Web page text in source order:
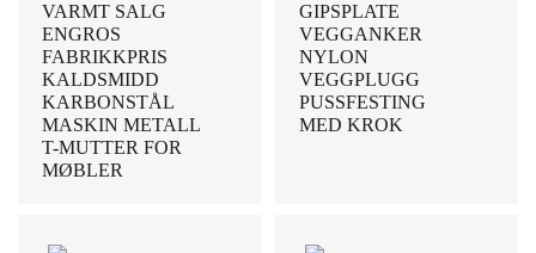
VARMT SALG
ENGROS
FABRIKKPRIS
KALDSMIDD
KARBONSTÅL
MASKIN METALL
T-MUTTER FOR
MØBLER
GIPSPLATE
VEGGANKER
NYLON
VEGGPLUGG
PUSSFESTING
MED KROK